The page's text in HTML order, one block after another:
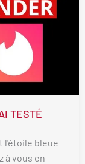
TESTÉ
l'étoile bleue
à vous en